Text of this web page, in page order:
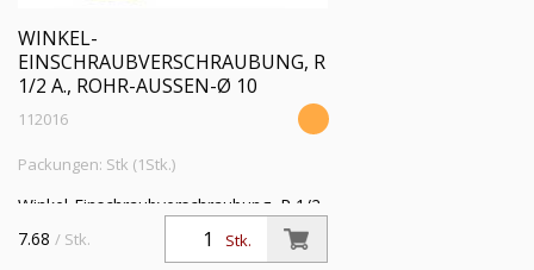
WINKEL-
EINSCHRAUBVERSCHRAUBUNG, R
1/2 A., ROHR-AUSSEN-Ø 10
112016
Packungen: Stk (1Stk.)
Winkel-Einschraubverschraubung, R 1/2
a., Rohr-Außen-Ø 10 mm, SW 15,
Betriebsdruck max. 60 bar, Temperatur
Stk.
7.68 / Stk.